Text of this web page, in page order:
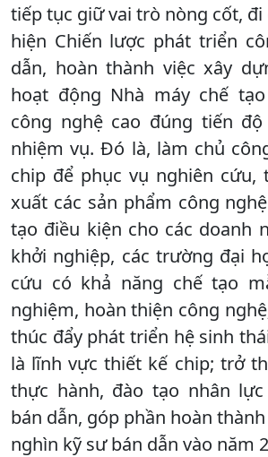
tiếp tục giữ vai trò nòng cốt,
hiện Chiến lược phát triển
dẫn, hoàn thành việc xây
hoạt động Nhà máy chế
công nghệ cao đúng tiến
nhiệm vụ. Đó là, làm chủ
chip để phục vụ nghiên cứu,
xuất các sản phẩm công
tạo điều kiện cho các doanh
khởi nghiệp, các trường đại
cứu có khả năng chế tạo
nghiệm, hoàn thiện công
thúc đẩy phát triển hệ sinh
là lĩnh vực thiết kế chip; trở
thực hành, đào tạo nhân
bán dẫn, góp phần hoàn
nghìn kỹ sư bán dẫn vào năm